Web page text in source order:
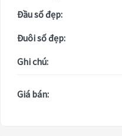
Đầu số đẹp:
Đuôi số đẹp:
Ghi chú:
Giá bán: